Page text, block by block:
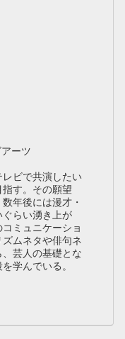
ーツ
レビで共演したい
す。その願望
年後には漫才・
らい湧き上が
ミュニケーショ
ムネタや俳句ネ
芸人の基礎とな
学んでいる。